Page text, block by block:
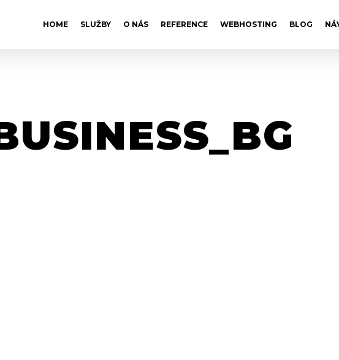
HOME SLUŽBY O NÁS REFERENCE WEBHOSTING BLOG